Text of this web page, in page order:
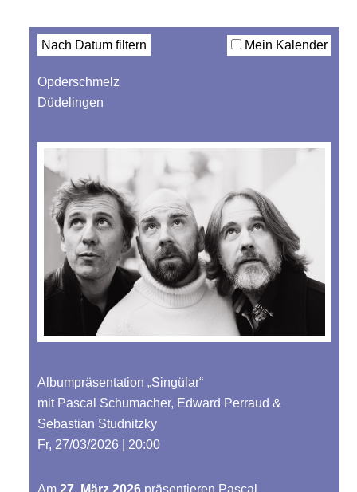
Nach Datum filtern Mein Kalender
Opderschmelz
Düdelingen
Albumpräsentation „Singülar“
mit Pascal Schumacher, Edward Perraud &
Sebastian Studnitzky
Fr, 27/03/2026 | 20:00
Am27. März 2026 präsentieren Pascal